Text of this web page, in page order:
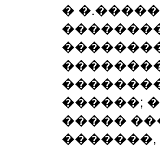
�
������;
�����